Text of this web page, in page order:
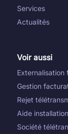
Services
Actualités
Voir aussi
Externalisation
Gestion
Rejet
Aide
Société